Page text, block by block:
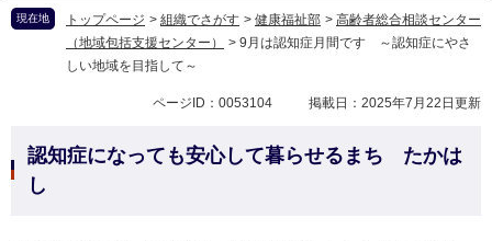
現在地 トップページ > 組織でさがす > 健康福祉部 > 高齢者総合相談センター
（地域包括支援センター）
> 9月は認知症月間です ～認知症にやさ
しい地域を目指して～
ページID：0053104 掲載日：2025年7月22日更新
認知症になっても安心して暮らせるまち たかは
し